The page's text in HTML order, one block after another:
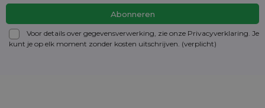
Voor details over gegevensverwerking, zie onze Privacyverklaring. Je
kunt je op elk moment zonder kosten uitschrijven . (verplicht)